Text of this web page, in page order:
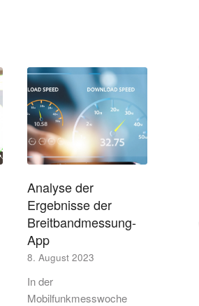
Analyse der
Ergebnisse der
Breitbandmessung-
App
8. August 2023
In der
Mobilfunkmesswoche